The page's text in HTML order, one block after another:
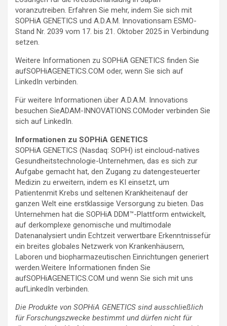
voranzutreiben. Erfahren Sie mehr, indem Sie sich mit
SOPHiA GENETICS und A.D.A.M. Innovationsam ESMO-
Stand Nr. 2039 vom 17. bis 21. Oktober 2025 in Verbindung
setzen.
Weitere Informationen zu SOPHiA GENETICS finden Sie
aufSOPHiAGENETICS.COM oder, wenn Sie sich auf
LinkedIn verbinden.
Für weitere Informationen über A.D.A.M. Innovations
besuchen SieADAM-INNOVATIONS.COModer verbinden Sie
sich auf LinkedIn.
Informationen zu SOPHiA GENETICS
SOPHiA GENETICS (Nasdaq: SOPH) ist eincloud-natives
Gesundheitstechnologie-Unternehmen, das es sich zur
Aufgabe gemacht hat, den Zugang zu datengesteuerter
Medizin zu erweitern, indem es KI einsetzt, um
Patientenmit Krebs und seltenen Krankheitenauf der
ganzen Welt eine erstklassige Versorgung zu bieten. Das
Unternehmen hat die SOPHiA DDM™-Plattform entwickelt,
auf derkomplexe genomische und multimodale
Datenanalysiert undin Echtzeit verwertbare Erkenntnissefür
ein breites globales Netzwerk von Krankenhäusern,
Laboren und biopharmazeutischen Einrichtungen generiert
werden.Weitere Informationen finden Sie
aufSOPHiAGENETICS.COM und wenn Sie sich mit uns
aufLinkedIn verbinden.
Die Produkte von SOPHiA GENETICS sind ausschließlich
für Forschungszwecke bestimmt und dürfen nicht für